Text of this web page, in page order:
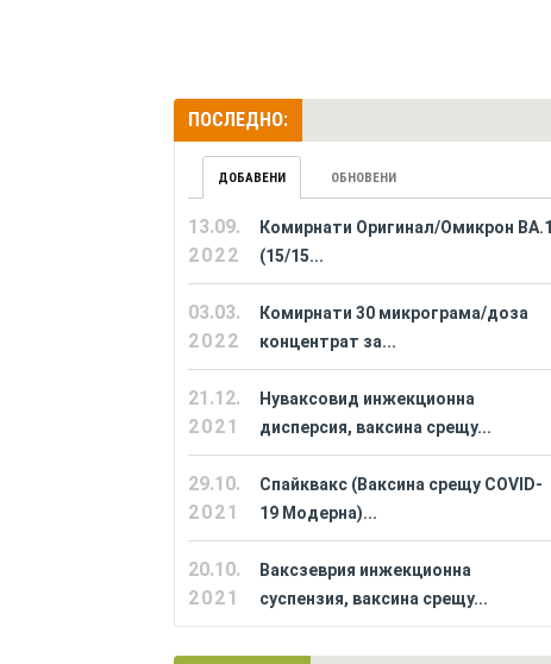
ПОСЛЕДНО:
ДОБАВЕНИ ОБНОВЕНИ
13.09.
2022
Комирнати Оригинал/Омикрон BA.1
(15/15...
03.03.
2022
Комирнати 30 микрограма/доза
концентрат за...
21.12.
2021
Нуваксовид инжекционна
дисперсия, ваксина срещу...
29.10.
2021
Спайквакс (Ваксина срещу COVID-
19 Модерна)...
20.10.
2021
Ваксзеврия инжекционна
суспензия, ваксина срещу...